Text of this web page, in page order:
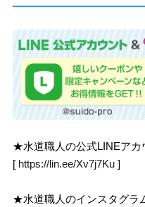
★水道職人の公式LINEアカ
[ https://lin.ee/Xv7j7Ku ]
★水道職人のインスタグラ